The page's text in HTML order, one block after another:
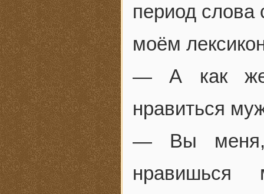
период слова
моём
— А как же
нравиться
— Вы меня,
нравишься